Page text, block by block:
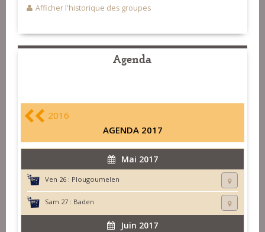
Afficher l'historique des groupes
Agenda
2016
AGENDA 2017
Mai 2017
Ven 26 : Plougoumelen
Sam 27 : Baden
Juin 2017